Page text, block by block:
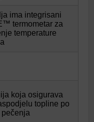
ima integrisani
termometar za
temperature
koja osigurava
topline po